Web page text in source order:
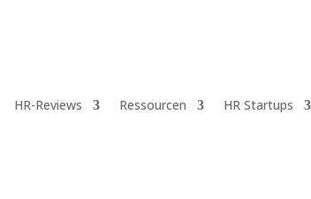
HR-Reviews Ressourcen HR Startups